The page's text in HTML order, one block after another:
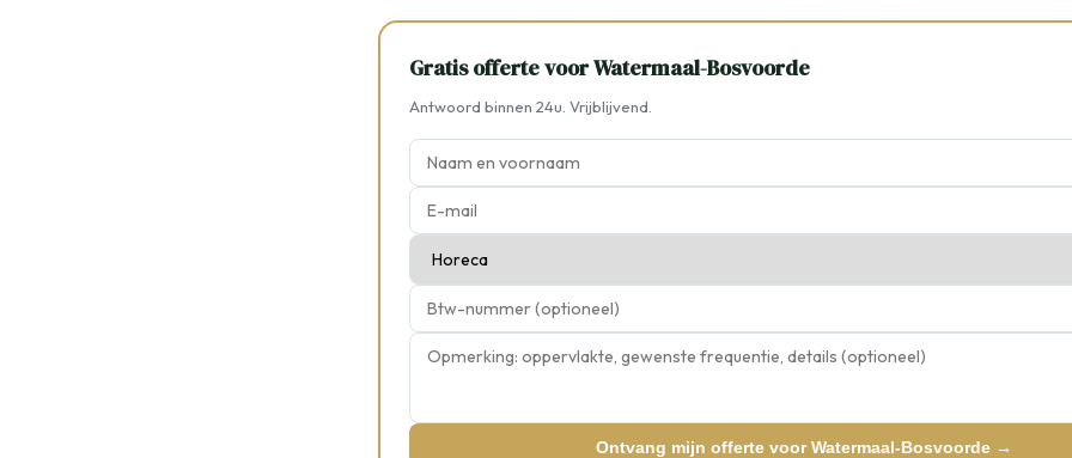
Gratis offerte voor Watermaal-Bosvoorde
Antwoord binnen 24u. Vrijblijvend.
Ontvang mijn offerte voor Watermaal-Bosvoorde →